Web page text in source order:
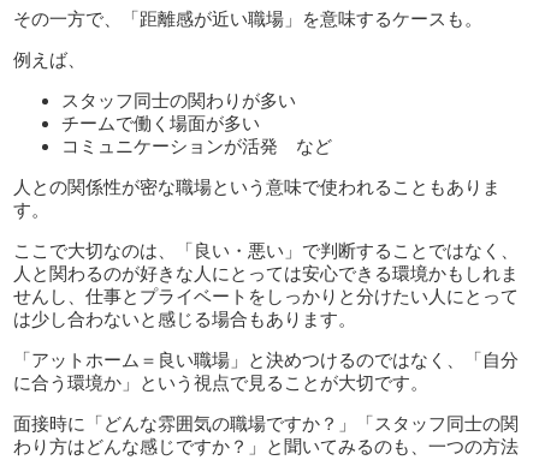
その一方で、「距離感が近い職場」を意味するケースも。
例えば、
スタッフ同士の関わりが多い
チームで働く場面が多い
コミュニケーションが活発 など
人との関係性が密な職場という意味で使われることもありま
す。
ここで大切なのは、「良い・悪い」で判断することではなく、
人と関わるのが好きな人にとっては安心できる環境かもしれま
せんし、仕事とプライベートをしっかりと分けたい人にとって
は少し合わないと感じる場合もあります。
「アットホーム＝良い職場」と決めつけるのではなく、「自分
に合う環境か」という視点で見ることが大切です。
面接時に「どんな雰囲気の職場ですか？」「スタッフ同士の関
わり方はどんな感じですか？」と聞いてみるのも、一つの方法